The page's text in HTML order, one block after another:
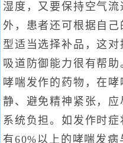
湿度，又要保持空气流
外，患者还可根据自己
型适当选择补品，这
吸道防御能力很有帮
哮喘发作的药物，在
静、避免精神紧张，
系统负担。如发作时症
有60%以上的哮喘发